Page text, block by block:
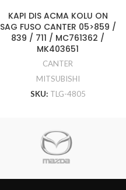
KAPI DIS ACMA KOLU ON
SAG FUSO CANTER 05>859 /
839 / 711 / MC761362 /
MK403651
CANTER
MITSUBISHI
SKU: TLG-4805